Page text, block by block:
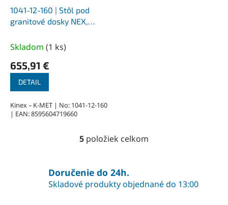
1041-12-160 | Stôl pod
granitové dosky NEX,
lakované 900x560x700
Skladom (1 ks)
655,91 €
DETAIL
Kinex – K-MET | No: 1041-12-160
| EAN: 8595604719660
O
á
d
a
5 položiek celkom
Doručenie do 24h.
Skladové produkty objednané do 13:00